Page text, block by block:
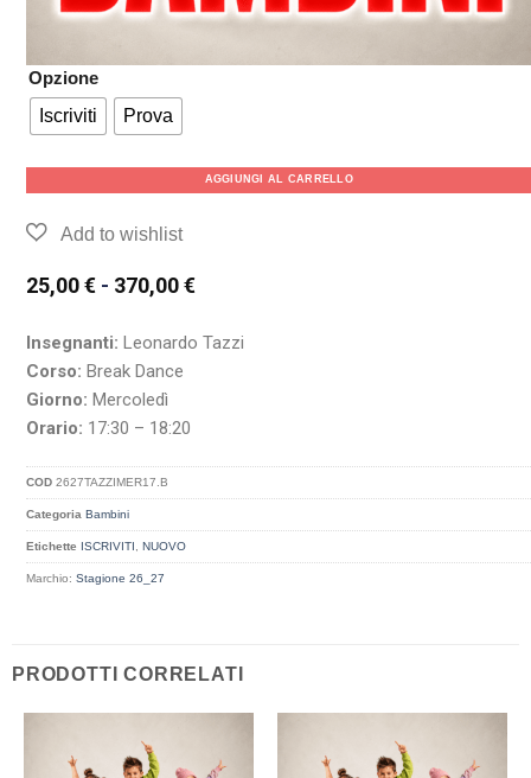
Opzione
Iscriviti
Prova
AGGIUNGI AL CARRELLO
25,00€ - 370,00€
Insegnanti: Leonardo Tazzi
Corso: Break Dance
Giorno: Mercoledì
Orario: 17:30 – 18:20
COD2627TAZZIMER17.B
Categoria Bambini
Etichette ISCRIVITI ,NUOVO
Marchio:Stagione 26_27
PRODOTTI CORRELATI